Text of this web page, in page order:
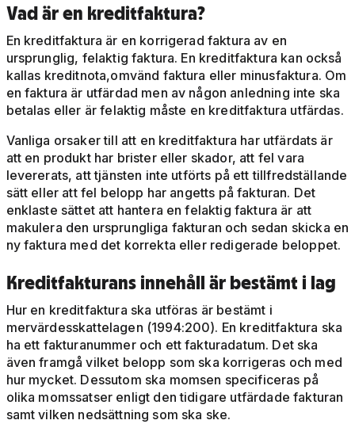
Vad är en kreditfaktura?
En kreditfaktura är en korrigerad faktura av en
ursprunglig, felaktig faktura. En kreditfaktura kan också
kallas kreditnota,omvänd faktura eller minusfaktura. Om
en faktura är utfärdad men av någon anledning inte ska
betalas eller är felaktig måste en kreditfaktura utfärdas.
Vanliga orsaker till att en kreditfaktura har utfärdats är
att en produkt har brister eller skador, att fel vara
levererats, att tjänsten inte utförts på ett tillfredställande
sätt eller att fel belopp har angetts på fakturan. Det
enklaste sättet att hantera en felaktig faktura är att
makulera den ursprungliga fakturan och sedan skicka en
ny faktura med det korrekta eller redigerade beloppet.
Kreditfakturans innehåll är bestämt i lag
Hur en kreditfaktura ska utföras är bestämt i
mervärdesskattelagen (1994:200). En kreditfaktura ska
ha ett fakturanummer och ett fakturadatum. Det ska
även framgå vilket belopp som ska korrigeras och med
hur mycket. Dessutom ska momsen specificeras på
olika momssatser enligt den tidigare utfärdade fakturan
samt vilken nedsättning som ska ske.